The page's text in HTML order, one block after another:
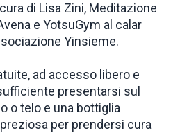
di Lisa Zini, Meditazione
e YotsuGym al calar
Yinsieme.
ad accesso libero e
presentarsi sul
o telo e una bottiglia
preziosa per prendersi cura